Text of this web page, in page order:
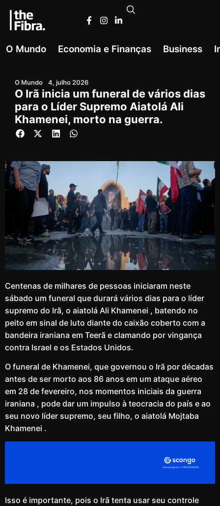
O Mundo Economia e Finanças Business
O Mundo 4, julho 2026
O Irã inicia um funeral de vários dias
para o Líder Supremo Aiatolá Ali
Khamenei, morto na guerra.
Centenas de milhares de pessoas iniciaram neste
sábado um funeral que durará vários dias para o líder
supremo do Irã, o aiatolá Ali Khamenei , batendo no
peito em sinal de luto diante do caixão coberto com a
bandeira iraniana em Teerã e clamando por vingança
contra Israel e os Estados Unidos.
O funeral de Khamenei, que governou o Irã por décadas
antes de ser morto aos 86 anos em um ataque aéreo
em 28 de fevereiro, nos momentos iniciais da guerra
iraniana , pode dar um impulso à teocracia do país e ao
seu novo líder supremo, seu filho, o aiatolá Mojtaba
Khamenei .
Isso é importante, pois o Irã tenta usar seu controle